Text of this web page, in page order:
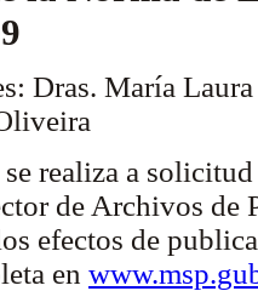
Dras. María
se realiza a
de Archivos de
efectos de
en